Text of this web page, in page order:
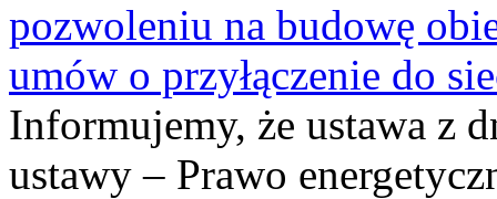
pozwoleniu na budowę
umów o przyłączenie do
Informujemy, że ustawa z
ustawy – Prawo